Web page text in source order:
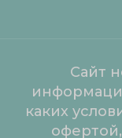
Сайт
каких